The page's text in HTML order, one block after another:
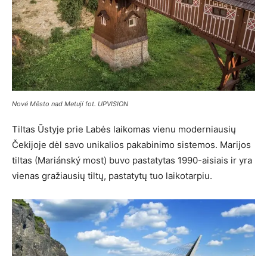
Nové Město nad Metují fot. UPVISION
Tiltas Ūstyje prie Labės laikomas vienu moderniausių
Čekijoje dėl savo unikalios pakabinimo sistemos. Marijos
tiltas (Mariánský most) buvo pastatytas 1990-aisiais ir yra
vienas gražiausių tiltų, pastatytų tuo laikotarpiu.